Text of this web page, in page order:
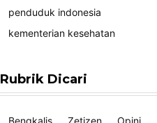
penduduk indonesia
kementerian kesehatan
Rubrik Dicari